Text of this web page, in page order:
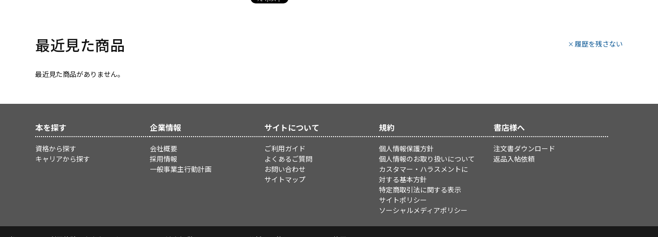
最近見た商品
最近見た商品がありません。
履歴を残さない
本を探す
資格から探す
キャリアから探す
企業情報
会社概要
採用情報
一般事業主行動計画
サイトについて
ご利用ガイド
よくあるご質問
お問い合わせ
サイトマップ
規約
個人情報保護方針
個人情報のお取り扱いについて
カスタマー・ハラスメントに
対する基本方針
特定商取引法に関する表示
サイトポリシー
ソーシャルメディアポリシー
書店様へ
注文書ダウンロード
返品入帖依頼